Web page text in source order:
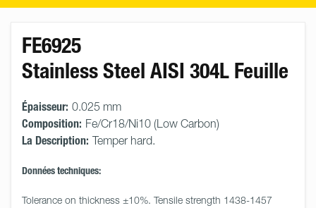
FE6925
Stainless Steel AISI 304L Feuille
Épaisseur: 0.025 mm
Composition: Fe/Cr18/Ni10 (Low Carbon)
La Description: Temper hard.
Données techniques:
Tolerance on thickness ±10%. Tensile strength 1438-1457